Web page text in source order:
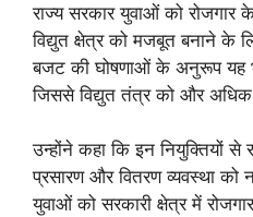
राज्य सरकार युवाओं को
विद्युत क्षेत्र को मजबूत बनाने के
बजट की घोषणाओं के अनुरूप यह
जिससे विद्युत तंत्र को और
उन्होंने कहा कि इन नियुक्तियों से
प्रसारण और वितरण व्यवस्था को
युवाओं को सरकारी क्षेत्र में